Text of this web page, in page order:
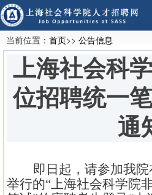
当前位置： 首页>> 公告信息
上海社会科
位招聘统一
通
即日起，请参加我院
举行的“上海社会科学院